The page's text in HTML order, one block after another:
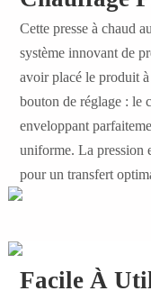
Cette presse à chaud
système innovant de
avoir placé le produit
bouton de réglage : le
enveloppant
uniforme. La pression
pour un transfert
Facile À